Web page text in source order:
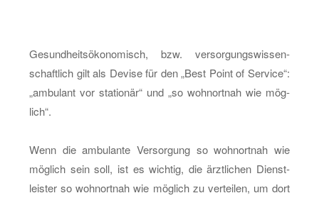
Ge­sund­heits­öko­no­misch, bzw. ver­sor­gungs­wis­sen­
schaft­lich gilt als De­vi­se für den „Best Point of Ser­vice“:
„am­bu­lant vor sta­tio­när“ und „so wohn­ort­nah wie mög­
lich“.
Wenn die am­bu­lan­te Ver­sor­gung so wohn­ort­nah wie
mög­lich sein soll, ist es wich­tig, die ärzt­li­chen Dienst­
leis­ter so wohn­ort­nah wie mög­lich zu ver­tei­len, um dort